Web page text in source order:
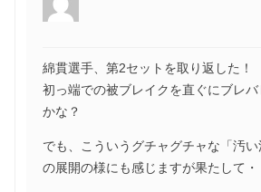
綿貫選手、第2セットを取り返した！
初っ端での被ブレイクを直ぐにブレ
かな？
でも、こういうグチャグチャな「汚
の展開の様にも感じますが果たして・